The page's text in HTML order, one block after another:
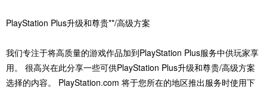
PlayStation Plus升级和尊贵**/高级方案
我们专注于将高质量的游戏作品加到PlayStation Plus服务中供玩家享
用。 很高兴在此分享一些可供PlayStation Plus升级和尊贵/高级方案
选择的内容。 PlayStation.com 将于您所在的地区推出服务时使用下